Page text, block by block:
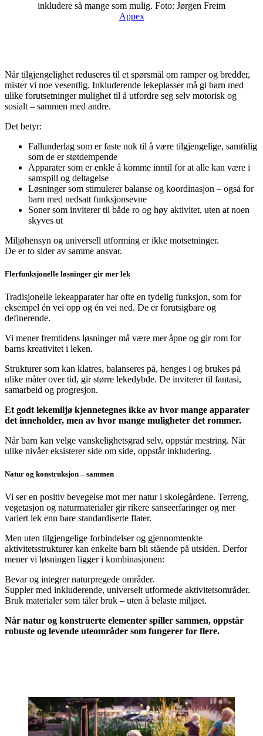
inkludere så mange som mulig. Foto: Jørgen Freim
Appex
Når tilgjengelighet reduseres til et spørsmål om ramper og bredder,
mister vi noe vesentlig. Inkluderende lekeplasser må gi barn med
ulike forutsetninger mulighet til å utfordre seg selv motorisk og
sosialt – sammen med andre.
Det betyr:
Fallunderlag som er faste nok til å være tilgjengelige, samtidig
som de er støtdempende
Apparater som er enkle å komme inntil for at alle kan være i
samspill og deltagelse
Løsninger som stimulerer balanse og koordinasjon – også for
barn med nedsatt funksjonsevne
Soner som inviterer til både ro og høy aktivitet, uten at noen
skyves ut
Miljøhensyn og universell utforming er ikke motsetninger.
De er to sider av samme ansvar.
Flerfunksjonelle løsninger gir mer lek
Tradisjonelle lekeapparater har ofte en tydelig funksjon, som for
eksempel én vei opp og én vei ned. De er forutsigbare og
definerende.
Vi mener fremtidens løsninger må være mer åpne og gir rom for
barns kreativitet i leken.
Strukturer som kan klatres, balanseres på, henges i og brukes på
ulike måter over tid, gir større lekedybde. De inviterer til fantasi,
samarbeid og progresjon.
Et godt lekemiljø kjennetegnes ikke av hvor mange apparater
det inneholder, men av hvor mange muligheter det rommer.
Når barn kan velge vanskelighetsgrad selv, oppstår mestring. Når
ulike nivåer eksisterer side om side, oppstår inkludering.
Natur og konstruksjon – sammen
Vi ser en positiv bevegelse mot mer natur i skolegårdene. Terreng,
vegetasjon og naturmaterialer gir rikere sanseerfaringer og mer
variert lek enn bare standardiserte flater.
Men uten tilgjengelige forbindelser og gjennomtenkte
aktivitetsstrukturer kan enkelte barn bli stående på utsiden. Derfor
mener vi løsningen ligger i kombinasjonen:
Bevar og integrer naturpregede områder.
Suppler med inkluderende, universelt utformede aktivitetsområder.
Bruk materialer som tåler bruk – uten å belaste miljøet.
Når natur og konstruerte elementer spiller sammen, oppstår
robuste og levende uteområder som fungerer for flere.